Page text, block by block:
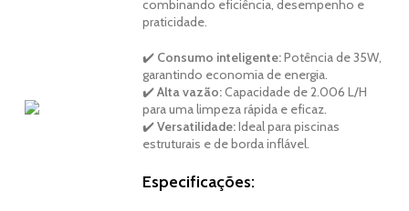
combinando eficiência, desempenho e
praticidade.
✔️ Consumo inteligente:Potência de 35W,
garantindo economia de energia.
✔️Alta vazão:Capacidade de 2.006 L/H
para uma limpeza rápida e eficaz.
✔️Versatilidade:Ideal para piscinas
estruturais e de borda inflável.
Especificações: